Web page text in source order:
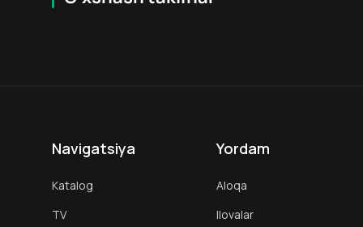
Navigatsiya
Katalog
TV
Yordam
Aloqa
Ilovalar